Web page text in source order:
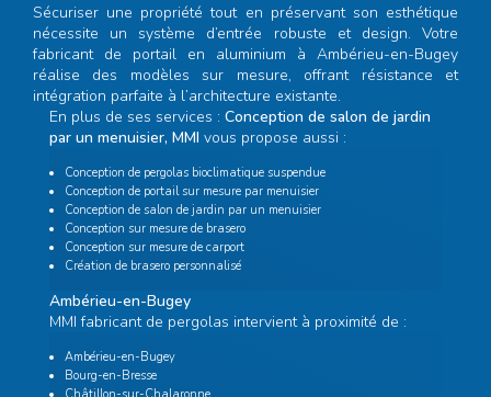
Sécuriser une propriété tout en préservant son esthétique
nécessite un système d’entrée robuste et design. Votre
fabricant de portail en aluminium à Ambérieu-en-Bugey
réalise des modèles sur mesure, offrant résistance et
intégration parfaite à l’architecture existante.
En plus de ses services : Conception de salon de jardin
par un menuisier, MMI vous propose aussi :
Conception de pergolas bioclimatique suspendue
Conception de portail sur mesure par menuisier
Conception de salon de jardin par un menuisier
Conception sur mesure de brasero
Conception sur mesure de carport
Création de brasero personnalisé
Ambérieu-en-Bugey
MMI fabricant de pergolas intervient à proximité de :
Ambérieu-en-Bugey
Bourg-en-Bresse